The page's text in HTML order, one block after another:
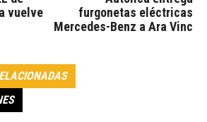
vuelve
furgonetas eléctricas
Mercedes-Benz a Ara Vinc